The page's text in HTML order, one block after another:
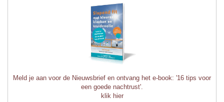
Meld je aan voor de Nieuwsbrief en ontvang het e-book: '16 tips voor
een goede nachtrust'.
klik hier